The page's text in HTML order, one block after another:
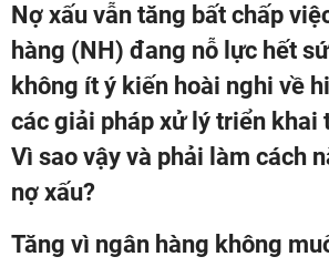
Nợ xấu vẫn tăng bất chấp
hàng (NH) đang nỗ lực hết
không ít ý kiến hoài nghi về
các giải pháp xử lý triển khai
Vì sao vậy và phải làm cách
nợ xấu?
Tăng vì ngân hàng không